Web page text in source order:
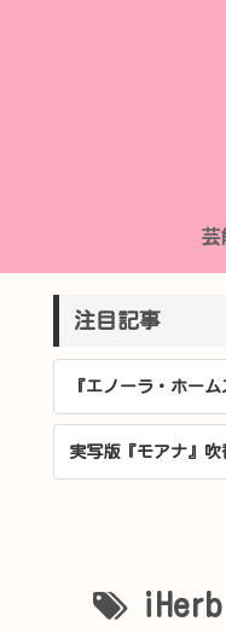
芸
注目記事
『エノーラ・ホー
実写版『モアナ』吹
iHerb